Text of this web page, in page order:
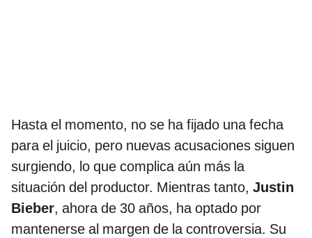
Hasta el momento, no se ha fijado una fecha
para el juicio, pero nuevas acusaciones siguen
surgiendo, lo que complica aún más la
situación del productor. Mientras tanto, Justin
Bieber, ahora de 30 años, ha optado por
mantenerse al margen de la controversia. Su